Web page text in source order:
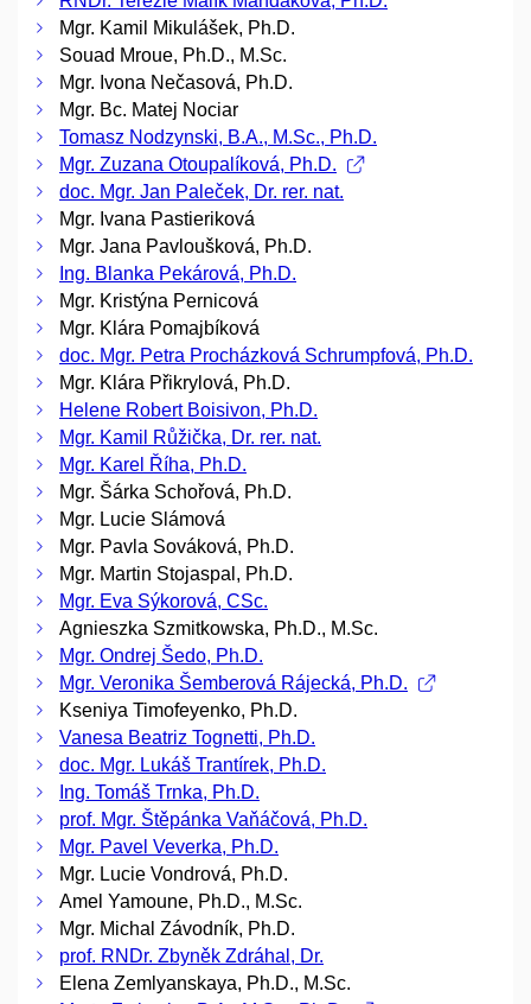
Mgr. Kamil Mikulášek, Ph.D.
Souad Mroue, Ph.D., M.Sc.
Mgr. Ivona Nečasová, Ph.D.
Mgr. Bc. Matej Nociar
Tomasz Nodzynski, B.A., M.Sc., Ph.D.
Mgr. Zuzana Otoupalíková, Ph.D.
doc. Mgr. Jan Paleček, Dr. rer. nat.
Mgr. Ivana Pastieriková
Mgr. Jana Pavloušková, Ph.D.
Ing. Blanka Pekárová, Ph.D.
Mgr. Kristýna Pernicová
Mgr. Klára Pomajbíková
doc. Mgr. Petra Procházková Schrumpfová, Ph.D.
Mgr. Klára Přikrylová, Ph.D.
Helene Robert Boisivon, Ph.D.
Mgr. Kamil Růžička, Dr. rer. nat.
Mgr. Karel Říha, Ph.D.
Mgr. Šárka Schořová, Ph.D.
Mgr. Lucie Slámová
Mgr. Pavla Sováková, Ph.D.
Mgr. Martin Stojaspal, Ph.D.
Mgr. Eva Sýkorová, CSc.
Agnieszka Szmitkowska, Ph.D., M.Sc.
Mgr. Ondrej Šedo, Ph.D.
Mgr. Veronika Šemberová Rájecká, Ph.D.
Kseniya Timofeyenko, Ph.D.
Vanesa Beatriz Tognetti, Ph.D.
doc. Mgr. Lukáš Trantírek, Ph.D.
Ing. Tomáš Trnka, Ph.D.
prof. Mgr. Štěpánka Vaňáčová, Ph.D.
Mgr. Pavel Veverka, Ph.D.
Mgr. Lucie Vondrová, Ph.D.
Amel Yamoune, Ph.D., M.Sc.
Mgr. Michal Závodník, Ph.D.
prof. RNDr. Zbyněk Zdráhal, Dr.
Elena Zemlyanskaya, Ph.D., M.Sc.